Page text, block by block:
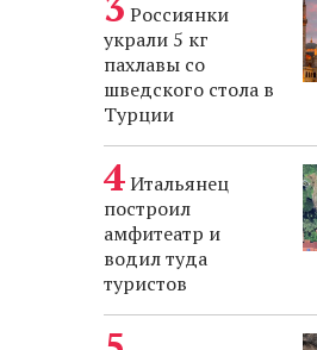
Россиянки
украли 5 кг
пахлавы со
шведского стола в
Турции
Итальянец
построил
амфитеатр и
водил туда
туристов